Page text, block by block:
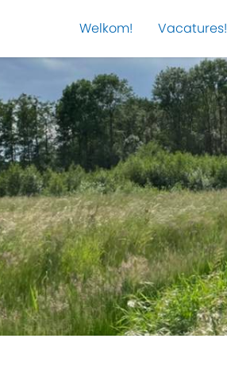
Welkom! Vacatures!